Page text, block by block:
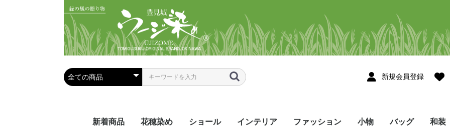
新規会員登録
新着商品 花穂染め ショール インテリア ファッション 小物 バッグ 和装